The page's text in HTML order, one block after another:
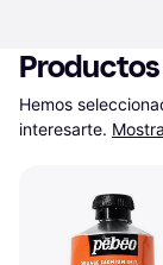
Hemos
interesarte.